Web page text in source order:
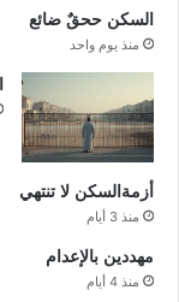
السكن ححقٌ ضائع
منذ يوم واحد
أزمةالسكن لا تنتهي
منذ 3 أيام
مهددين بالإعدام
منذ 4 أيام